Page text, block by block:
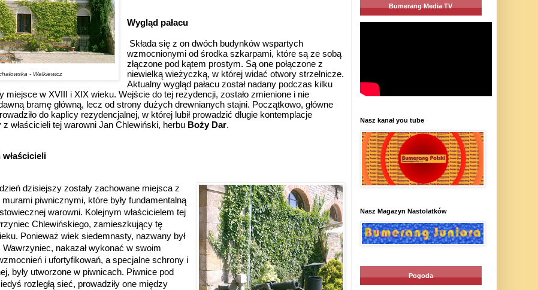
- Walkiewicz
Wygląd pałacu
Składa się z on dwóch budynków wspartych
wzmocnionymi od środka szkarpami, które są ze sobą
złączone pod kątem prostym. Są one połączone z
niewielką wieżyczką, w której widać otwory strzelnicze.
Aktualny wygląd pałacu został nadany podczas kilku
miejsce w XVIII i XIX wieku. Wejście do tej rezydencji, zostało zmienione i nie
bramę główną, lecz od strony dużych drewnianych stajni. Początkowo, główne
do kaplicy rezydencjalnej, w której lubił prowadzić długie kontemplacje
właścicieli tej warowni Jan Chlewiński, herbu Boży Dar.
dzisiejszy zostały zachowane miejsca z
piwnicznymi, które były fundamentalną
warowni. Kolejnym właścicielem tej
Chlewińskiego, zamieszkujący tę
Ponieważ wiek siedemnasty, nazwany był
nakazał wykonać w swoim
i ufortyfikowań, a specjalne schrony i
były utworzone w piwnicach. Piwnice pod
rozległą sieć, prowadziły one między
Bumerang Media TV
Nasz kanał you tube
Nasz Magazyn Nastolatków
Pogoda